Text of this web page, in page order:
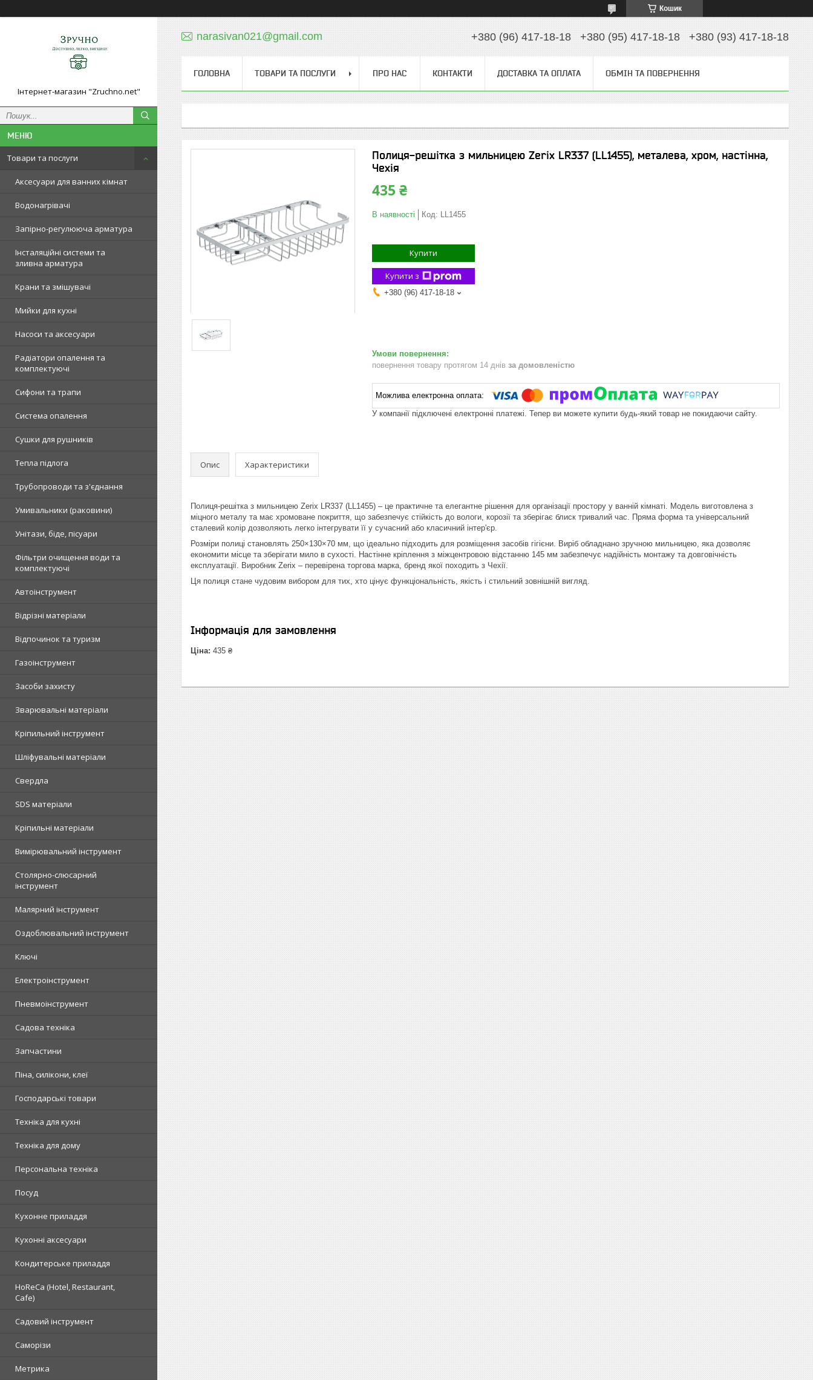
Кошик
Інтернет-магазин "Zruchno.net"
Товари та послуги
Аксесуари для ванних кімнат
Водонагрівачі
Запірно-регулююча арматура
Інсталяційні системи та
зливна арматура
Крани та змішувачі
Мийки для кухні
Насоси та аксесуари
Радіатори опалення та
комплектуючі
Сифони та трапи
Система опалення
Сушки для рушників
Тепла підлога
Трубопроводи та з'єднання
Умивальники (раковини)
Унітази, біде, пісуари
Фільтри очищення води та
комплектуючі
Автоінструмент
Відрізні матеріали
Відпочинок та туризм
Газоінструмент
Засоби захисту
Зварювальні матеріали
Кріпильний інструмент
Шліфувальні матеріали
Свердла
SDS матеріали
Кріпильні матеріали
Вимірювальний інструмент
Столярно-слюсарний
інструмент
Малярний інструмент
Оздоблювальний інструмент
Ключі
Електроінструмент
Пневмоінструмент
Садова техніка
Запчастини
Піна, силікони, клеї
Господарські товари
Техніка для кухні
Техніка для дому
Персональна техніка
Посуд
Кухонне приладдя
Кухонні аксесуари
Кондитерське приладдя
HoReCa (Hotel, Restaurant,
Cafe)
Садовий інструмент
Саморізи
Метрика
narasivan021@gmail.com +380 (96) 417-18-18 +380 (95) 417-18-18 +380 (93) 417-18-18
ГОЛОВНА ТОВАРИ ТА ПОСЛУГИ ПРО НАС КОНТАКТИ ДОСТАВКА ТА ОПЛАТА ОБМІН ТА ПОВЕРНЕННЯ
Полиця-решітка з мильницею Zerix LR337 (LL1455), металева, хром, настінна,
Чехія
435 ₴
В наявності Код: LL1455
Купити
Купити з
+380 (96) 417-18-18
повернення товару протягом 14 днів за домовленістю
У компанії підключені електронні платежі. Тепер ви можете купити будь-який товар не покидаючи сайту.
Опис Характеристики
Полиця-решітка з мильницею Zerix LR337 (LL1455) – це практичне та елегантне рішення для організації простору у ванній кімнаті. Модель виготовлена з
міцного металу та має хромоване покриття, що забезпечує стійкість до вологи, корозії та зберігає блиск тривалий час. Пряма форма та універсальний
сталевий колір дозволяють легко інтегрувати її у сучасний або класичний інтер'єр.
Розміри полиці становлять 250×130×70 мм, що ідеально підходить для розміщення засобів гігієни. Виріб обладнано зручною мильницею, яка дозволяє
економити місце та зберігати мило в сухості. Настінне кріплення з міжцентровою відстанню 145 мм забезпечує надійність монтажу та довговічність
експлуатації. Виробник Zerix – перевірена торгова марка, бренд якої походить з Чехії.
Ця полиця стане чудовим вибором для тих, хто цінує функціональність, якість і стильний зовнішній вигляд.
Інформація для замовлення
Ціна: 435 ₴